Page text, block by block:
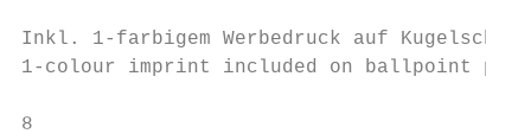
Inkl. 1-farbigem Werbedruck auf
1-colour imprint included on
8